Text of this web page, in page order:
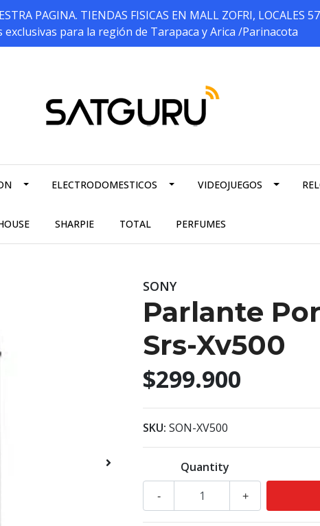
PAGINA. TIENDAS FISICAS EN MALL ZOFRI, LOCALES
exclusivas para la región de Tarapaca y Arica /Parinacota
ELECTRODOMESTICOS VIDEOJUEGOS
SHARPIE TOTAL PERFUMES
SONY
Parlante
Srs-Xv500
$299.900
SKU: SON-XV500
Quantity
+
-